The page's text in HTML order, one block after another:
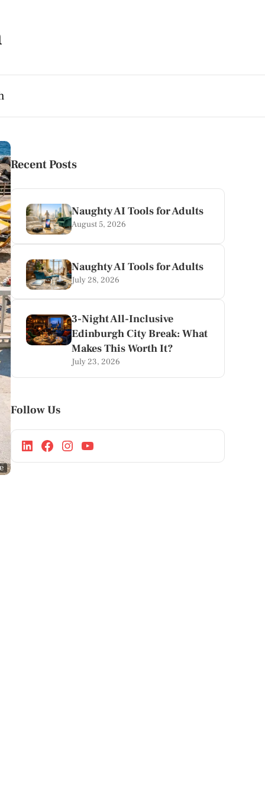
Recent Posts
Naughty AI Tools for Adults
August 5, 2026
Naughty AI Tools for Adults
July 28, 2026
3-Night All-Inclusive
Edinburgh City Break: What
Makes This Worth It?
July 23, 2026
Follow Us